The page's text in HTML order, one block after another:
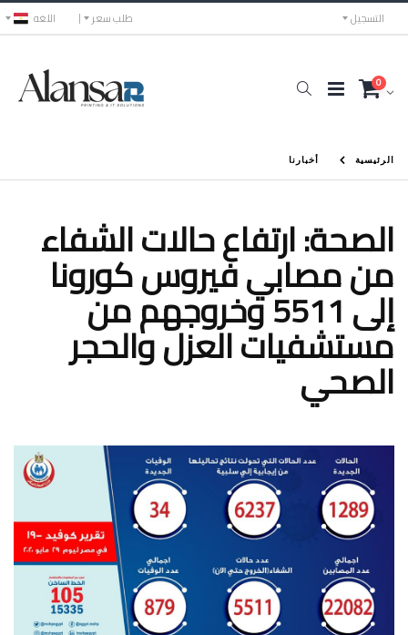
اللغه طلب سعر التسجيل
0
الرئيسية أخبارنا
الصحة: ارتفاع حالات الشفاء
من مصابي فيروس كورونا
إلى 5511 وخروجهم من
مستشفيات العزل والحجر
الصحي